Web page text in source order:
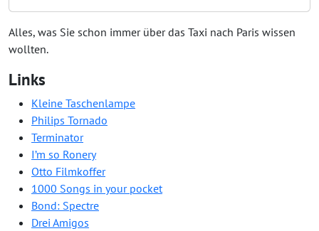
Alles, was Sie schon immer über das Taxi nach Paris wissen
wollten.
Links
Kleine Taschenlampe
Philips Tornado
Terminator
I’m so Ronery
Otto Filmkoffer
1000 Songs in your pocket
Bond: Spectre
Drei Amigos